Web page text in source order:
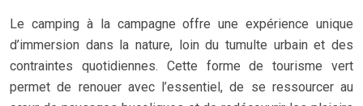
Le camping à la campagne offre une expérience unique
d’immersion dans la nature, loin du tumulte urbain et des
contraintes quotidiennes. Cette forme de tourisme vert
permet de renouer avec l’essentiel, de se ressourcer au